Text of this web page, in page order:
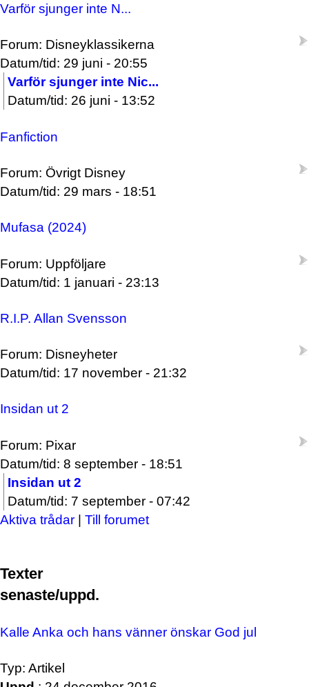
Varför sjunger inte N...
Forum: Disneyklassikerna
Datum/tid: 29 juni - 20:55
Varför sjunger inte Nic...
Datum/tid: 26 juni - 13:52
Fanfiction
Forum: Övrigt Disney
Datum/tid: 29 mars - 18:51
Mufasa (2024)
Forum: Uppföljare
Datum/tid: 1 januari - 23:13
R.I.P. Allan Svensson
Forum: Disneyheter
Datum/tid: 17 november - 21:32
Insidan ut 2
Forum: Pixar
Datum/tid: 8 september - 18:51
Insidan ut 2
Datum/tid: 7 september - 07:42
Aktiva trådar | Till forumet
Texter
senaste/uppd.
Kalle Anka och hans vänner önskar God jul
Typ: Artikel